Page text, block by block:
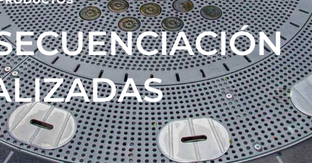
ASISTENCIA TÉCNICA
CARRERAS